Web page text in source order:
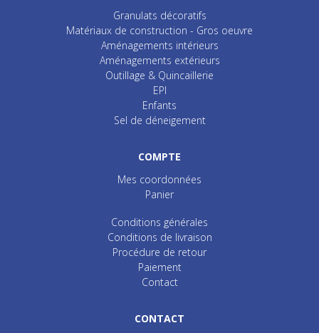
Granulats décoratifs
Matériaux de construction - Gros oeuvre
Aménagements intérieurs
Aménagements extérieurs
Outillage & Quincaillerie
EPI
Enfants
Sel de déneigement
COMPTE
Mes coordonnées
Panier
Conditions générales
Conditions de livraison
Procédure de retour
Paiement
Contact
CONTACT